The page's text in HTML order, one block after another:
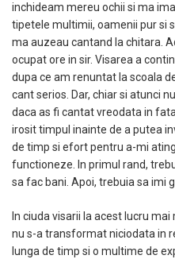
inchideam mereu ochii si ma
tipetele multimii, oamenii pur si
ma auzeau cantand la chitara.
ocupat ore in sir. Visarea a
dupa ce am renuntat la scoala
cant serios. Dar, chiar si atunci
daca as fi cantat vreodata in
irosit timpul inainte de a putea
de timp si efort pentru a-mi
functioneze. In primul rand,
sa fac bani. Apoi, trebuia sa imi
In ciuda visarii la acest lucru
nu s-a transformat niciodata in
lunga de timp si o multime de